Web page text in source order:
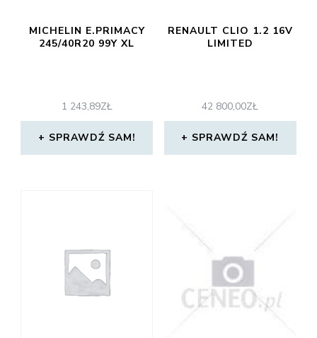
MICHELIN E.PRIMACY
245/40R20 99Y XL
1 243,89ZŁ
SPRAWDŹ SAM!
RENAULT CLIO 1.2 16V
LIMITED
42 800,00ZŁ
SPRAWDŹ SAM!